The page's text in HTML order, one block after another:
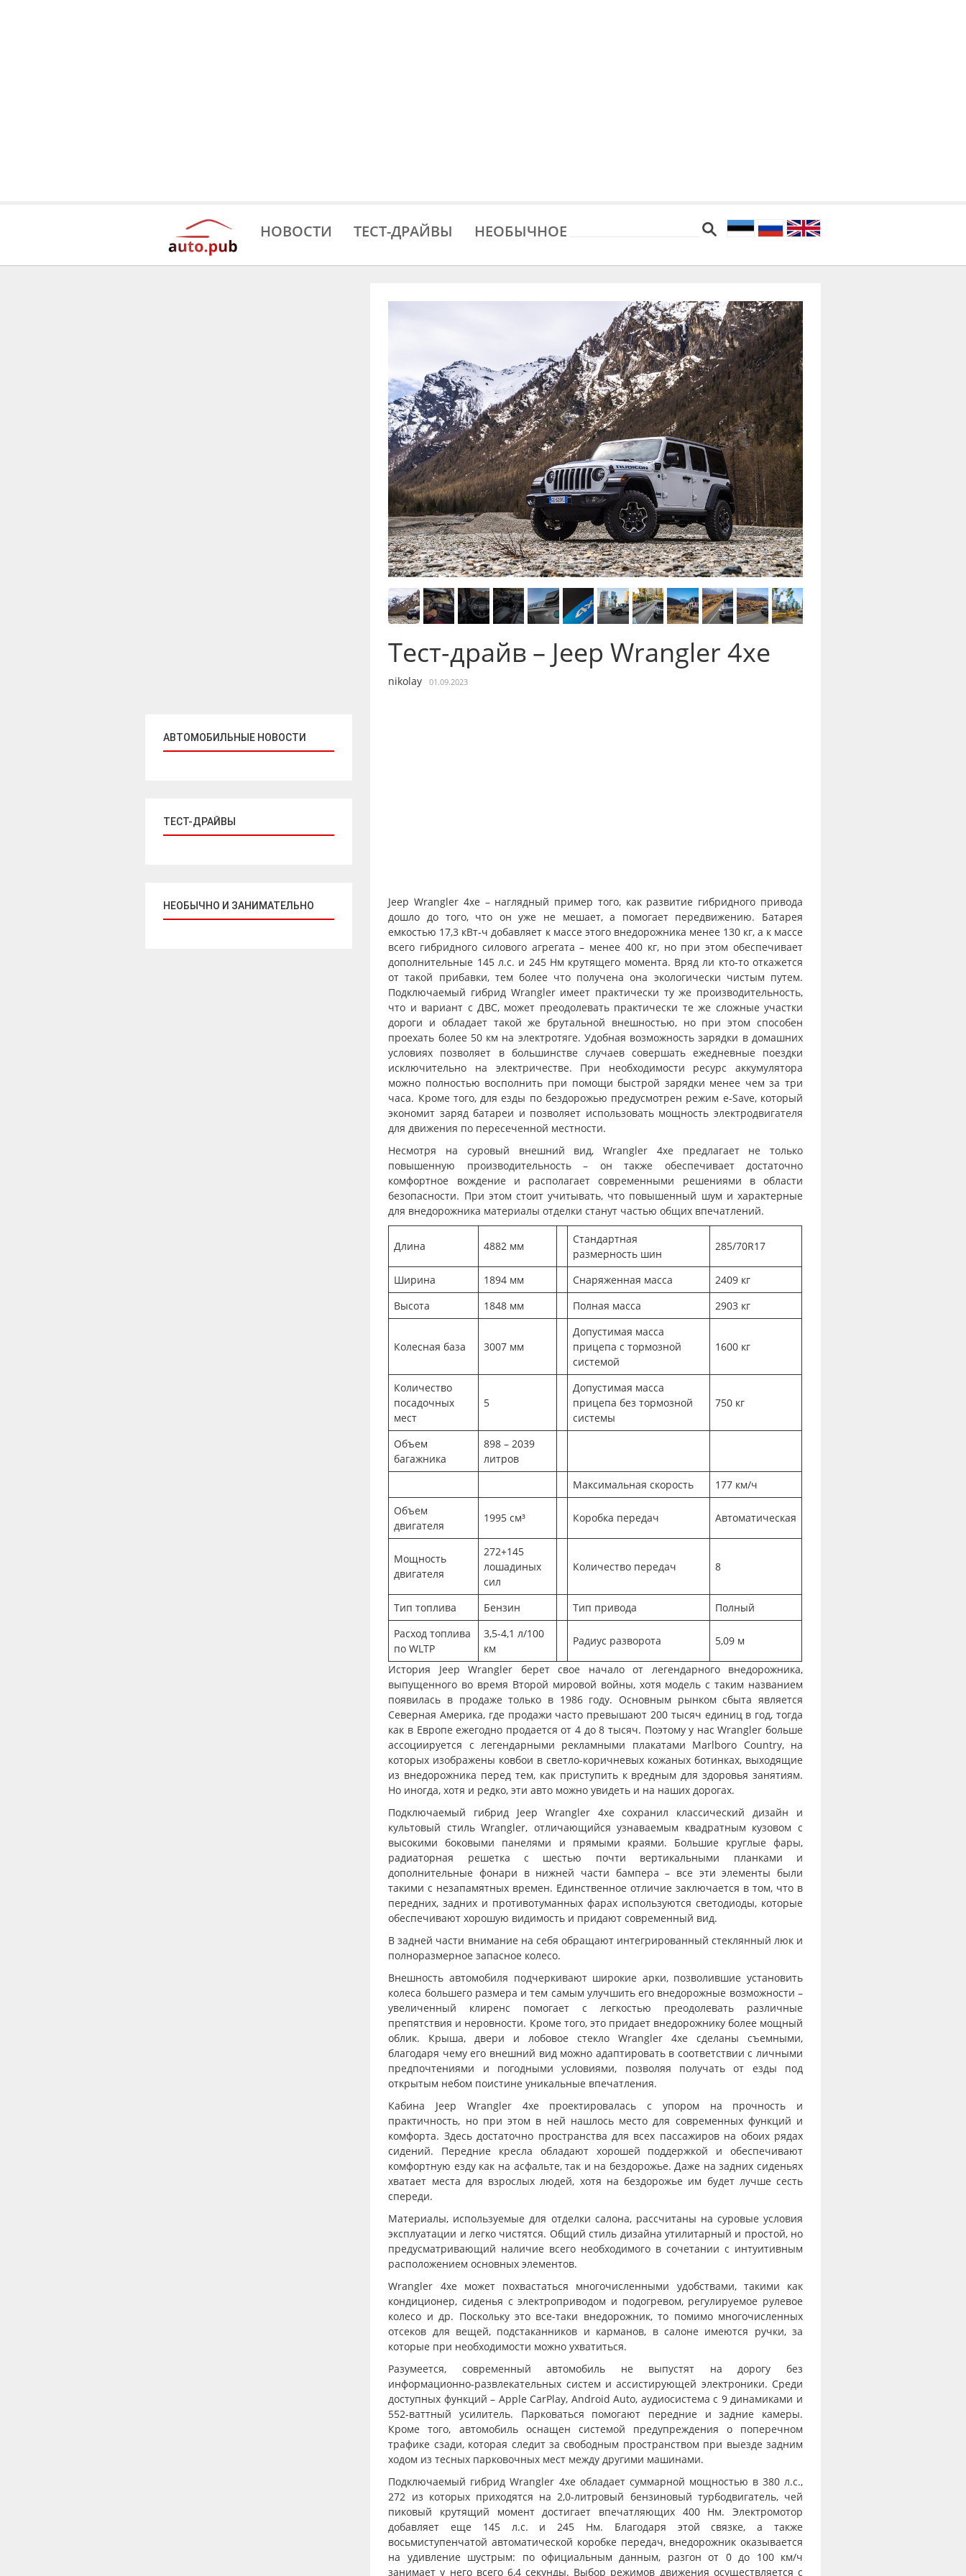
НОВОСТИ ТЕСТ-ДРАЙВЫ НЕОБЫЧНОE
АВТОМОБИЛЬНЫЕ НОВОСТИ
ТЕСТ-ДРАЙВЫ
НЕОБЫЧНО И ЗАНИМАТЕЛЬНО
Тест-драйв – Jeep Wrangler 4xe
nikolay 01.09.2023
Jeep Wrangler 4xe – наглядный пример того, как развитие гибридного привода
дошло до того, что он уже не мешает, а помогает передвижению. Батарея
емкостью 17,3 кВт-ч добавляет к массе этого внедорожника менее 130 кг, а к массе
всего гибридного силового агрегата – менее 400 кг, но при этом обеспечивает
дополнительные 145 л.с. и 245 Нм крутящего момента. Вряд ли кто-то откажется
от такой прибавки, тем более что получена она экологически чистым путем.
Подключаемый гибрид Wrangler имеет практически ту же производительность,
что и вариант с ДВС, может преодолевать практически те же сложные участки
дороги и обладает такой же брутальной внешностью, но при этом способен
проехать более 50 км на электротяге. Удобная возможность зарядки в домашних
условиях позволяет в большинстве случаев совершать ежедневные поездки
исключительно на электричестве. При необходимости ресурс аккумулятора
можно полностью восполнить при помощи быстрой зарядки менее чем за три
часа. Кроме того, для езды по бездорожью предусмотрен режим e-Save, который
экономит заряд батареи и позволяет использовать мощность электродвигателя
для движения по пересеченной местности.
Несмотря на суровый внешний вид, Wrangler 4xe предлагает не только
повышенную производительность – он также обеспечивает достаточно
комфортное вождение и располагает современными решениями в области
безопасности. При этом стоит учитывать, что повышенный шум и характерные
для внедорожника материалы отделки станут частью общих впечатлений.
Длина 4882 мм
Стандартная
размерность шин
285/70R17
Ширина 1894 мм Снаряженная масса
2409 кг
Высота
1848 мм Полная масса 2903 кг
Колесная база 3007 мм
Допустимая масса
прицепа с тормозной
системой
1600 кг
Количество
посадочных
мест
5
Допустимая масса
прицепа без тормозной
системы
750 кг
Объем
багажника
898 – 2039
литров
Максимальная скорость
177 км/ч
Объем
двигателя
1995 см³ Коробка передач Автоматическая
Мощность
двигателя
272+145
лошадиных
сил
Количество передач 8
Тип топлива Бензин Тип привода
Полный
Расход топлива
по WLTP
3,5-4,1 л/100
км
Радиус разворота 5,09 м
История Jeep Wrangler берет свое начало от легендарного внедорожника,
выпущенного во время Второй мировой войны, хотя модель с таким названием
появилась в продаже только в 1986 году. Основным рынком сбыта является
Северная Америка, где продажи часто превышают 200 тысяч единиц в год, тогда
как в Европе ежегодно продается от 4 до 8 тысяч. Поэтому у нас Wrangler больше
ассоциируется с легендарными рекламными плакатами Marlboro Country, на
которых изображены ковбои в светло-коричневых кожаных ботинках, выходящие
из внедорожника перед тем, как приступить к вредным для здоровья занятиям.
Но иногда, хотя и редко, эти авто можно увидеть и на наших дорогах.
Подключаемый гибрид Jeep Wrangler 4xe сохранил классический дизайн и
культовый стиль Wrangler, отличающийся узнаваемым квадратным кузовом с
высокими боковыми панелями и прямыми краями. Большие круглые фары,
радиаторная решетка с шестью почти вертикальными планками и
дополнительные фонари в нижней части бампера – все эти элементы были
такими с незапамятных времен. Единственное отличие заключается в том, что в
передних, задних и противотуманных фарах используются светодиоды, которые
обеспечивают хорошую видимость и придают современный вид.
В задней части внимание на себя обращают интегрированный стеклянный люк и
полноразмерное запасное колесо.
Внешность автомобиля подчеркивают широкие арки, позволившие установить
колеса большего размера и тем самым улучшить его внедорожные возможности –
увеличенный клиренс помогает с легкостью преодолевать различные
препятствия и неровности. Кроме того, это придает внедорожнику более мощный
облик. Крыша, двери и лобовое стекло Wrangler 4xe сделаны съемными,
благодаря чему его внешний вид можно адаптировать в соответствии с личными
предпочтениями и погодными условиями, позволяя получать от езды под
открытым небом поистине уникальные впечатления.
Кабина Jeep Wrangler 4xe проектировалась с упором на прочность и
практичность, но при этом в ней нашлось место для современных функций и
комфорта. Здесь достаточно пространства для всех пассажиров на обоих рядах
сидений. Передние кресла обладают хорошей поддержкой и обеспечивают
комфортную езду как на асфальте, так и на бездорожье. Даже на задних сиденьях
хватает места для взрослых людей, хотя на бездорожье им будет лучше сесть
спереди.
Материалы, используемые для отделки салона, рассчитаны на суровые условия
эксплуатации и легко чистятся. Общий стиль дизайна утилитарный и простой, но
предусматривающий наличие всего необходимого в сочетании с интуитивным
расположением основных элементов.
Wrangler 4xe может похвастаться многочисленными удобствами, такими как
кондиционер, сиденья с электроприводом и подогревом, регулируемое рулевое
колесо и др. Поскольку это все-таки внедорожник, то помимо многочисленных
отсеков для вещей, подстаканников и карманов, в салоне имеются ручки, за
которые при необходимости можно ухватиться.
Разумеется, современный автомобиль не выпустят на дорогу без
информационно-развлекательных систем и ассистирующей электроники. Среди
доступных функций – Apple CarPlay, Android Auto, аудиосистема с 9 динамиками и
552-ваттный усилитель. Парковаться помогают передние и задние камеры.
Кроме того, автомобиль оснащен системой предупреждения о поперечном
трафике сзади, которая следит за свободным пространством при выезде задним
ходом из тесных парковочных мест между другими машинами.
Подключаемый гибрид Wrangler 4xe обладает суммарной мощностью в 380 л.с.,
272 из которых приходятся на 2,0-литровый бензиновый турбодвигатель, чей
пиковый крутящий момент достигает впечатляющих 400 Нм. Электромотор
добавляет еще 145 л.с. и 245 Нм. Благодаря этой связке, а также
восьмиступенчатой автоматической коробке передач, внедорожник оказывается
на удивление шустрым: по официальным данным, разгон от 0 до 100 км/ч
занимает у него всего 6,4 секунды. Выбор режимов движения осуществляется с